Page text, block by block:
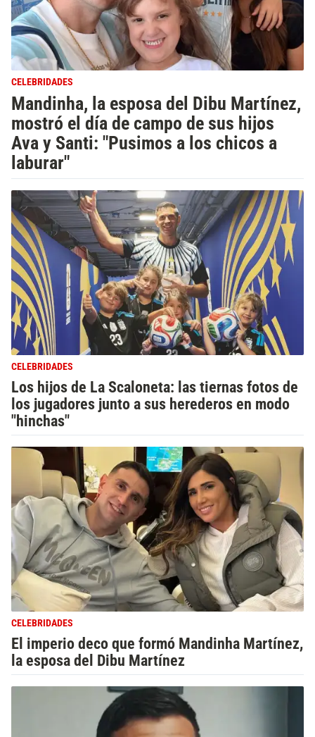
CELEBRIDADES
Mandinha, la esposa del Dibu Martínez,
mostró el día de campo de sus hijos
Ava y Santi: "Pusimos a los chicos a
laburar"
CELEBRIDADES
Los hijos de La Scaloneta: las tiernas fotos de
los jugadores junto a sus herederos en modo
"hinchas"
CELEBRIDADES
El imperio deco que formó Mandinha Martínez,
la esposa del Dibu Martínez